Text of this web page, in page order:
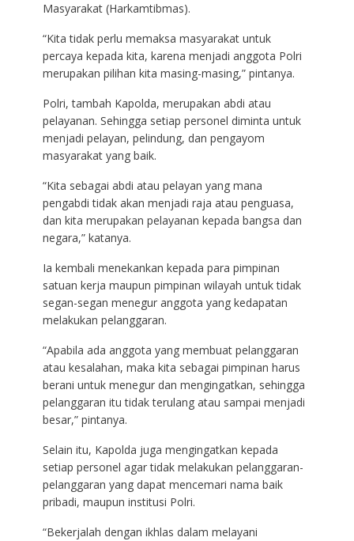
Masyarakat (Harkamtibmas).
“Kita tidak perlu memaksa masyarakat untuk
percaya kepada kita, karena menjadi anggota Polri
merupakan pilihan kita masing-masing,” pintanya.
Polri, tambah Kapolda, merupakan abdi atau
pelayanan. Sehingga setiap personel diminta untuk
menjadi pelayan, pelindung, dan pengayom
masyarakat yang baik.
“Kita sebagai abdi atau pelayan yang mana
pengabdi tidak akan menjadi raja atau penguasa,
dan kita merupakan pelayanan kepada bangsa dan
negara,” katanya.
Ia kembali menekankan kepada para pimpinan
satuan kerja maupun pimpinan wilayah untuk tidak
segan-segan menegur anggota yang kedapatan
melakukan pelanggaran.
“Apabila ada anggota yang membuat pelanggaran
atau kesalahan, maka kita sebagai pimpinan harus
berani untuk menegur dan mengingatkan, sehingga
pelanggaran itu tidak terulang atau sampai menjadi
besar,” pintanya.
Selain itu, Kapolda juga mengingatkan kepada
setiap personel agar tidak melakukan pelanggaran-
pelanggaran yang dapat mencemari nama baik
pribadi, maupun institusi Polri.
“Bekerjalah dengan ikhlas dalam melayani